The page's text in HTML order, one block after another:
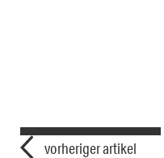
vorheriger artikel